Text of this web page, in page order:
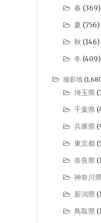
春 (369)
夏 (756)
秋 (146)
冬 (409)
撮影地
埼玉県
千葉県
兵庫県
東京都
奈良県
神奈川
新潟県
鳥取県